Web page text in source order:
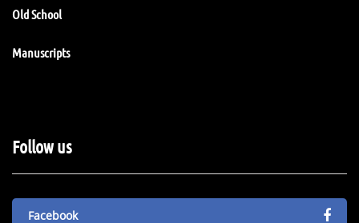
Old School
Manuscripts
Follow us
Facebook